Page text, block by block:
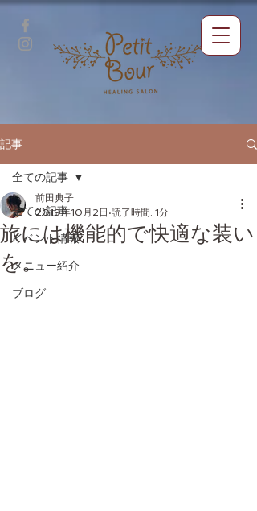
記事
全ての記事
イベント情報
メニュー紹介
ブログ
全ての記事
旅には機能的で快適な装い
を。
前田典子
2019年10月2日 読了時間: 1分